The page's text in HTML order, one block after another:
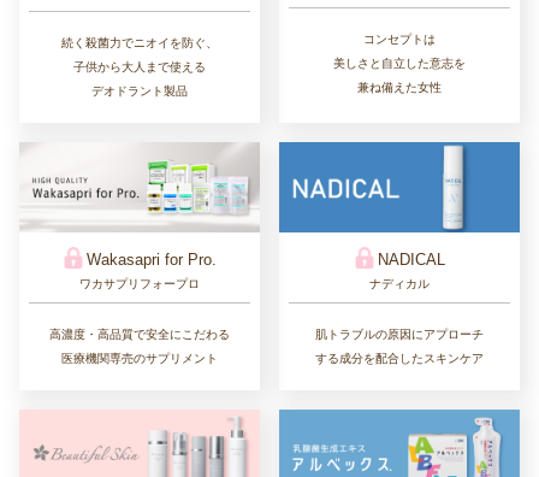
続く殺菌力でニオイを防ぐ、
子供から大人まで使える
デオドラント製品
コンセプトは
美しさと自立した意志を
兼ね備えた女性
Wakasapri for Pro.
ワカサプリフォープロ
高濃度・高品質で安全にこだわる
医療機関専売のサプリメント
NADICAL
ナディカル
肌トラブルの原因にアプローチ
する成分を配合したスキンケア